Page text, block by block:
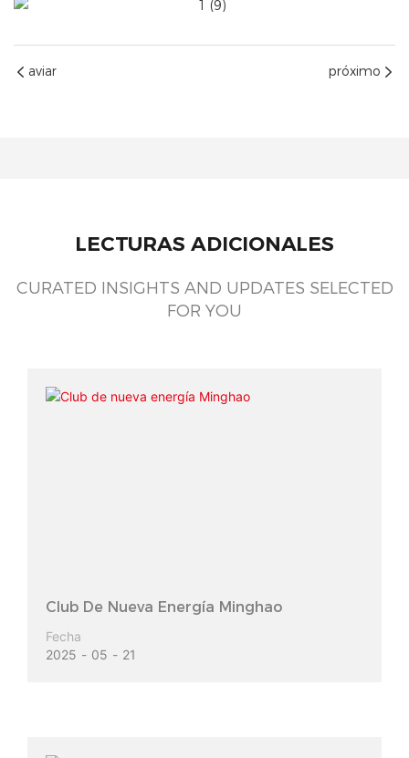
aviar próximo
LECTURAS ADICIONALES
CURATED INSIGHTS AND UPDATES SELECTED
FOR YOU
Club De Nueva Energía Minghao
Fecha
2025
05 21